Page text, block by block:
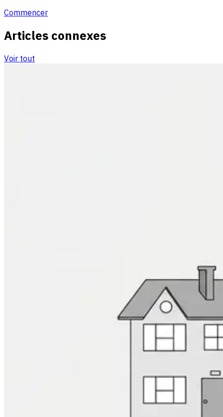
Commencer
Articles connexes
Voir tout